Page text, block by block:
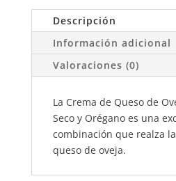
OVEJA
CON
TOMATE
SECO
Y
ORÉGANO
(0,100)
CANTIDAD
Descripción
Información adicional
Valoraciones (0)
La Crema de Queso de
Seco y Orégano es una
combinación que realza
queso de oveja.